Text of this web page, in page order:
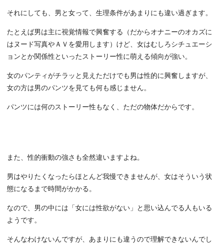
それにしても、男と女って、生理条件があまりにも違い過ぎます。
たとえば男は主に視覚情報で興奮する（だからオナニーのオカズに
はヌード写真やＡＶを愛用します）けど、女はむしろシチュエーシ
ョンとか関係性といったストーリー性に萌える傾向が強い。
女のパンティがチラッと見えただけでも男は性的に興奮しますが、
女の方は男のパンツを見ても何も感じません。
パンツには何のストーリー性もなく、ただの物体だからです。
また、性的衝動の強さも全然違いますよね。
男はやりたくなったらほとんど我慢できませんが、女はそういう状
態になるまで時間がかかる。
なので、男の中には「女には性欲がない」と思い込んでる人もいる
ようです。
そんなわけないんですが、あまりにも違うので理解できないんでし